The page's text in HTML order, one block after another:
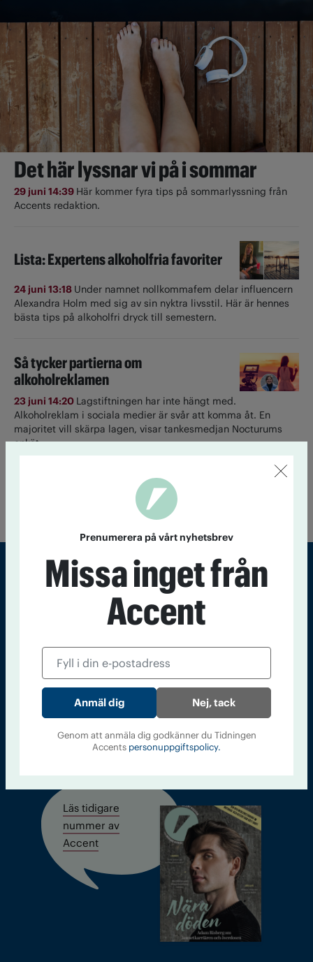
Det här lyssnar vi på i sommar
29 juni 14:39 Här kommer fyra tips på sommarlyssning från
Accents redaktion.
Lista: Expertens alkoholfria favoriter
24 juni 13:18 Under namnet nollkommafem delar influencern
Alexandra Holm med sig av sin nyktra livsstil. Här är hennes
bästa tips på alkoholfri dryck till semestern.
Så tycker partierna om
alkoholreklamen
23 juni 14:20 Lagstiftningen har inte hängt med.
Alkoholreklam i sociala medier är svår att komma åt. En
majoritet vill skärpa lagen, visar tankesmedjan Nocturums
enkät.
Till startsidan
Sveriges största tidning om droger och nykterhet
Tidningen Accent, A4, Bondegatan 21, 116 33 Stockholm
accent@iogt.se
Chefredaktör och ansvarig utgivare: Barbro Janson Lundkvist,
barbro@a4.se.
Om Tidningen Tidningsarkiv
Läs tidigare
nummer av
Accent
Prenumerera på vårt nyhetsbrev
Missa inget från
Accent
Nej, tack
Genom att anmäla dig godkänner du Tidningen
Accents personuppgiftspolicy.